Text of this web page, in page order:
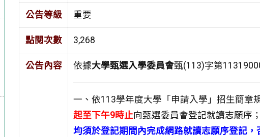
公告等級 重要
點閱次數 3,268
公告內容 依據大學甄選入學委員會甄(113)字第
一、依113學年度大學「申請入學」招生簡章
起至下午9時止向甄選委員會登記就讀志願序；
均須於登記期間內完成網路就讀志願序登記